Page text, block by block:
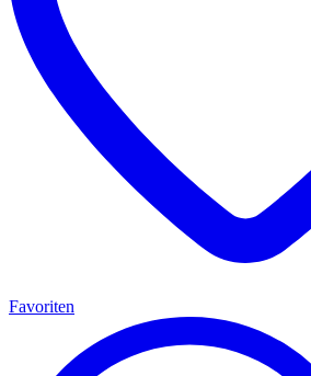
Favoriten